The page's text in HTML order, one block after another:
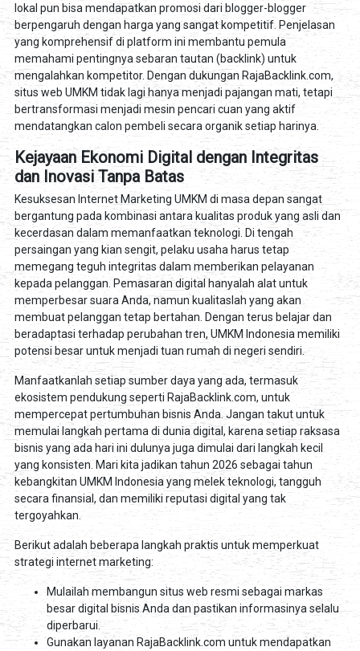
lokal pun bisa mendapatkan promosi dari blogger-blogger
berpengaruh dengan harga yang sangat kompetitif. Penjelasan
yang komprehensif di platform ini membantu pemula
memahami pentingnya sebaran tautan (backlink) untuk
mengalahkan kompetitor. Dengan dukungan RajaBacklink.com,
situs web UMKM tidak lagi hanya menjadi pajangan mati, tetapi
bertransformasi menjadi mesin pencari cuan yang aktif
mendatangkan calon pembeli secara organik setiap harinya.
Kejayaan Ekonomi Digital dengan Integritas
dan Inovasi Tanpa Batas
Kesuksesan Internet Marketing UMKM di masa depan sangat
bergantung pada kombinasi antara kualitas produk yang asli dan
kecerdasan dalam memanfaatkan teknologi. Di tengah
persaingan yang kian sengit, pelaku usaha harus tetap
memegang teguh integritas dalam memberikan pelayanan
kepada pelanggan. Pemasaran digital hanyalah alat untuk
memperbesar suara Anda, namun kualitaslah yang akan
membuat pelanggan tetap bertahan. Dengan terus belajar dan
beradaptasi terhadap perubahan tren, UMKM Indonesia memiliki
potensi besar untuk menjadi tuan rumah di negeri sendiri.
Manfaatkanlah setiap sumber daya yang ada, termasuk
ekosistem pendukung seperti RajaBacklink.com, untuk
mempercepat pertumbuhan bisnis Anda. Jangan takut untuk
memulai langkah pertama di dunia digital, karena setiap raksasa
bisnis yang ada hari ini dulunya juga dimulai dari langkah kecil
yang konsisten. Mari kita jadikan tahun 2026 sebagai tahun
kebangkitan UMKM Indonesia yang melek teknologi, tangguh
secara finansial, dan memiliki reputasi digital yang tak
tergoyahkan.
Berikut adalah beberapa langkah praktis untuk memperkuat
strategi internet marketing:
Mulailah membangun situs web resmi sebagai markas
besar digital bisnis Anda dan pastikan informasinya selalu
diperbarui.
Gunakan layanan RajaBacklink.com untuk mendapatkan